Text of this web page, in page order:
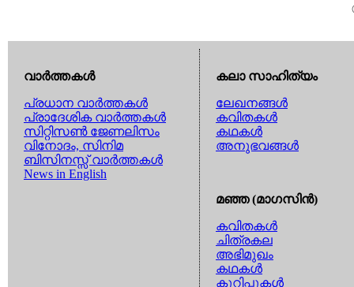
വാര്‍ത്തകള്‍
പ്രധാന വാര്‍ത്തകള്‍
പ്രാദേശിക വാര്‍ത്തകള്‍
സിറ്റിസണ്‍ ജേണലിസം
വിനോദം, സിനിമ
ബിസിനസ്സ് വാര്‍ത്തകള്‍
News in English
കലാ സാഹിത്യം
ലേഖനങ്ങള്‍
കവിതകള്‍
കഥകള്‍
അനുഭവങ്ങള്‍
മഞ്ഞ (മാഗസിന്‍)
കവിതകള്‍
ചിത്രകല
അഭിമുഖം
കഥകള്‍
കുറിപ്പുകള്‍